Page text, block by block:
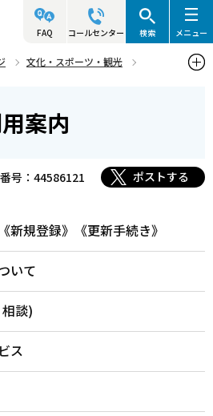
FAQ コールセンター 検索 メニュー
文化・スポーツ・観光
案内
号：44586121 ポストする
新規登録》《更新手続き》
いて
談)
ス